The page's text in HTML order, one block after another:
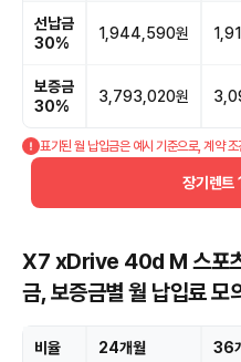
선납금
30%
1,944,590원
보증금
30%
3,793,020원
표기된 월 납입금은 예시 기준으로, 계약
장기렌트
X7 xDrive 40d M 스포
금, 보증금별 월 납입료 모
비율 24개월 36